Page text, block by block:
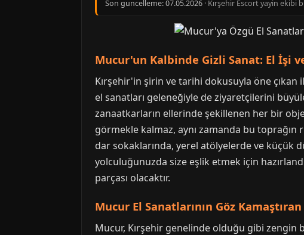
Son guncelleme:07.05.2026 · Kırşehir Escort yayin
Mucur'un Kalbinde Gizli Sanat: El İşi
Kırşehir'in şirin ve tarihi dokusuyla öne
el sanatları geleneğiyle de ziyaretçilerini
zanaatkarların ellerinde şekillenen her bir
görmekle kalmaz, aynı zamanda bu toprağın
dar sokaklarında, yerel atölyelerde ve küçük
yolculuğunuzda size eşlik etmek için
parçası olacaktır.
Mucur El Sanatlarının Göz Kamaştıran
Mucur, Kırşehir genelinde olduğu gibi zengin